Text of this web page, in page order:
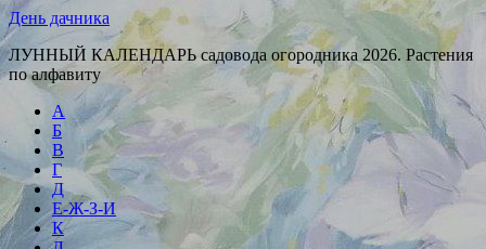
День дачника
ЛУННЫЙ КАЛЕНДАРЬ садовода огородника 2026. Растения
по алфавиту
А
Б
В
Г
Д
Е-Ж-З-И
К